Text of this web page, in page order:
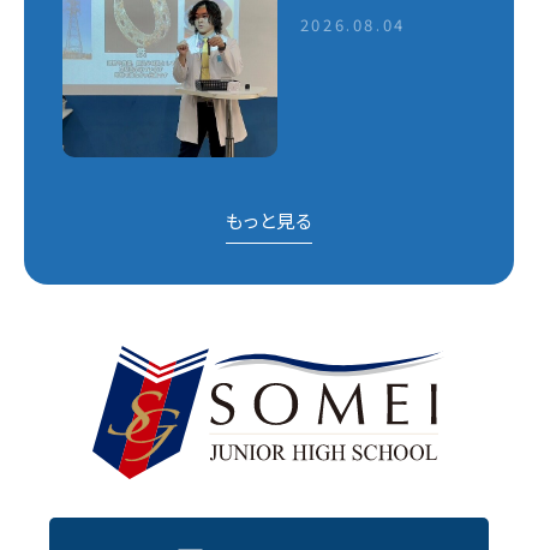
2026.08.04
もっと見る